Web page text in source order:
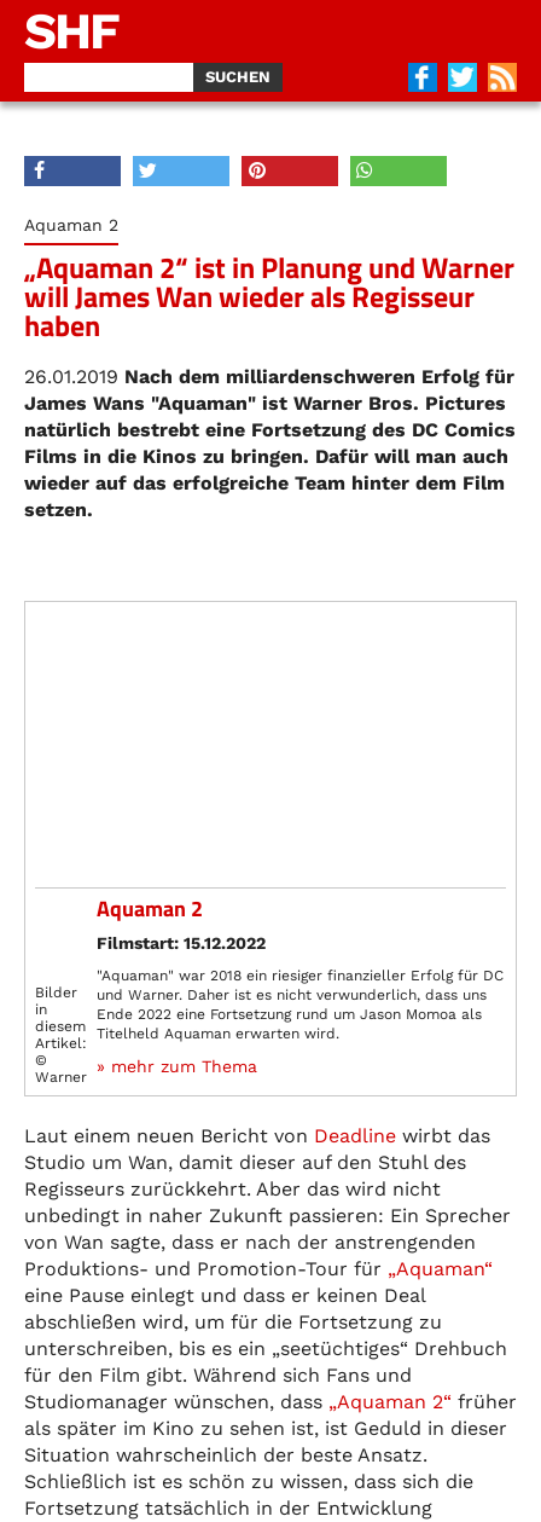
SHF
Aquaman 2
„Aquaman 2“ ist in Planung und Warner
will James Wan wieder als Regisseur
haben
26.01.2019 Nach dem milliardenschweren Erfolg für
James Wans "Aquaman" ist Warner Bros. Pictures
natürlich bestrebt eine Fortsetzung des DC Comics
Films in die Kinos zu bringen. Dafür will man auch
wieder auf das erfolgreiche Team hinter dem Film
setzen.
Bilder
in
diesem
Artikel:
©
Warner
Aquaman 2
Filmstart: 15.12.2022
"Aquaman" war 2018 ein riesiger finanzieller Erfolg für DC
und Warner. Daher ist es nicht verwunderlich, dass uns
Ende 2022 eine Fortsetzung rund um Jason Momoa als
Titelheld Aquaman erwarten wird.
» mehr zum Thema
Laut einem neuen Bericht von Deadline wirbt das
Studio um Wan, damit dieser auf den Stuhl des
Regisseurs zurückkehrt. Aber das wird nicht
unbedingt in naher Zukunft passieren: Ein Sprecher
von Wan sagte, dass er nach der anstrengenden
Produktions- und Promotion-Tour für „Aquaman“
eine Pause einlegt und dass er keinen Deal
abschließen wird, um für die Fortsetzung zu
unterschreiben, bis es ein „seetüchtiges“ Drehbuch
für den Film gibt. Während sich Fans und
Studiomanager wünschen, dass „Aquaman 2“ früher
als später im Kino zu sehen ist, ist Geduld in dieser
Situation wahrscheinlich der beste Ansatz.
Schließlich ist es schön zu wissen, dass sich die
Fortsetzung tatsächlich in der Entwicklung